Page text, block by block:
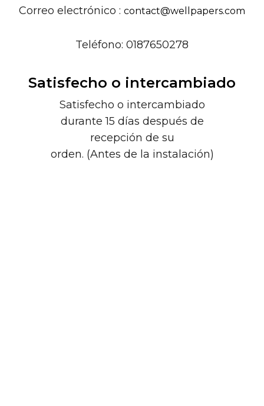
Correo electrónico : contact@wellpapers.com
Teléfono: 0187650278
Satisfecho o intercambiado
Satisfecho o intercambiado
durante 15 días después de
recepción de su
orden. (Antes de la instalación)